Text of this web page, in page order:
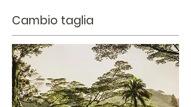
Cambio taglia